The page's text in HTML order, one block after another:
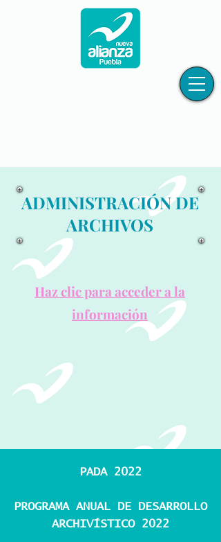
ADMINISTRACIÓN DE
ARCHIVOS
Haz clic para acceder a la
información
PADA 2022
PROGRAMA ANUAL DE DESARROLLO
ARCHIVÍSTICO 2022